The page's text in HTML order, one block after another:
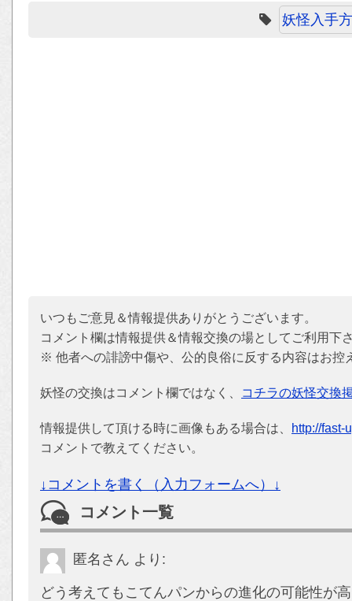
妖怪入手
いつもご意見＆情報提供ありがとうございます。
コメント欄は情報提供＆情報交換の場としてご利用下
※ 他者への誹謗中傷や、公的良俗に反する内容はお控
妖怪の交換はコメント欄ではなく、 コチラの妖怪交換
情報提供して頂ける時に画像もある場合は、
http://fast-
コメントで教えてください。
↓コメントを書く（入力フォームへ）↓
コメント一覧
匿名さん より:
どう考えてもこてんパンからの進化の可能性が